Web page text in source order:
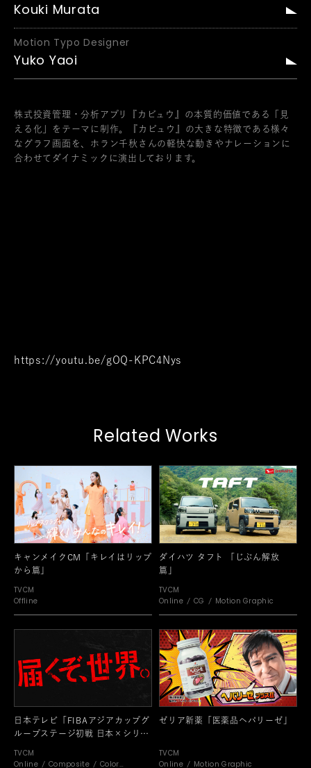
Kouki Murata
Motion Typo Designer
Yuko Yaoi
株式投資管理・分析アプリ『カビュウ』の本質的価値である「見
える化」をテーマに制作。『カビュウ』の大きな特徴である様々
なグラフ画面を、ホラン千秋さんの軽快な動きやナレーションに
合わせてダイナミックに演出しております。
https://youtu.be/gOQ-KPC4Nys
Related Works
キャンメイクCM「キレイはリップ
から篇」
TVCM
Offline
ダイハツ タフト 「じぶん解放
篇」
TVCM
Online
CG Motion Graphic
日本テレビ「FIBAアジアカップグ
ループステージ初戦 日本×シリ
TVCM
Online
Composite Color
ゼリア新薬「医薬品ヘパリーゼ」
TVCM
Online
Motion Graphic